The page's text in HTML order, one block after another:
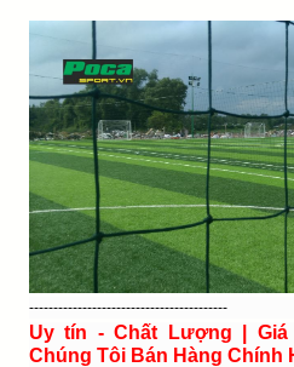
-----------------------------------------
Uy tín - Chất Lượng | Giá
Chúng Tôi Bán Hàng Chính